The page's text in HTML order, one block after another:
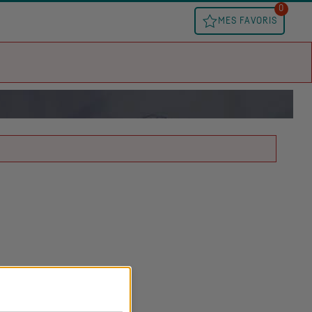
MES FAVORIS
0